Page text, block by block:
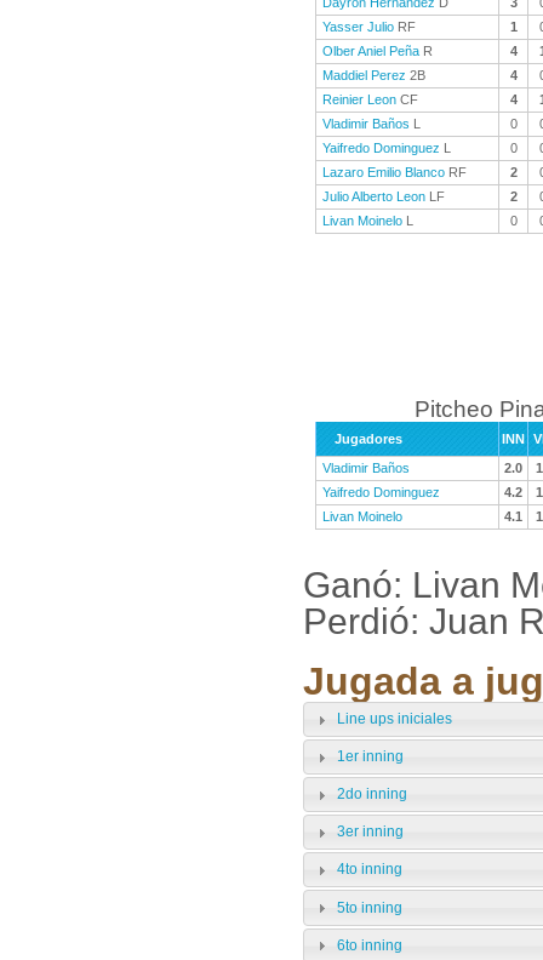
Yasser Julio RF 1
Olber Aniel Peña R 4
Maddiel Perez 2B 4
Reinier Leon CF 4
Vladimir Baños L 0
Yaifredo Dominguez L 0
Lazaro Emilio Blanco RF 2
Julio Alberto Leon LF 2
Livan Moinelo L 0
Pitcheo
Jugadores INN
Vladimir Baños
2.0
Yaifredo Dominguez
4.2
Livan Moinelo
4.1
Ganó: Livan
Perdió: Juan
Jugada a
Line ups iniciales
1er inning
2do inning
3er inning
4to inning
5to inning
6to inning